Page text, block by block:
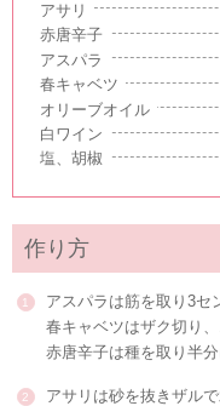
アサリ
赤唐辛子
アスパラ
春キャベツ
オリーブオイル
白ワイン
塩、胡椒
作り方
アスパラは筋を取り3セ
春キャベツはザク切り
赤唐辛子は種を取り半分
アサリは砂を抜きザルで